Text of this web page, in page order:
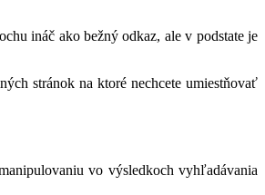
ináč ako bežný odkaz, ale v podstate je
stránok na ktoré nechcete umiestňovať
vo výsledkoch vyhľadávania